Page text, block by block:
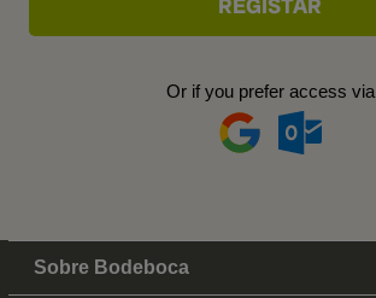
Or if you prefer access via
Sobre Bodeboca